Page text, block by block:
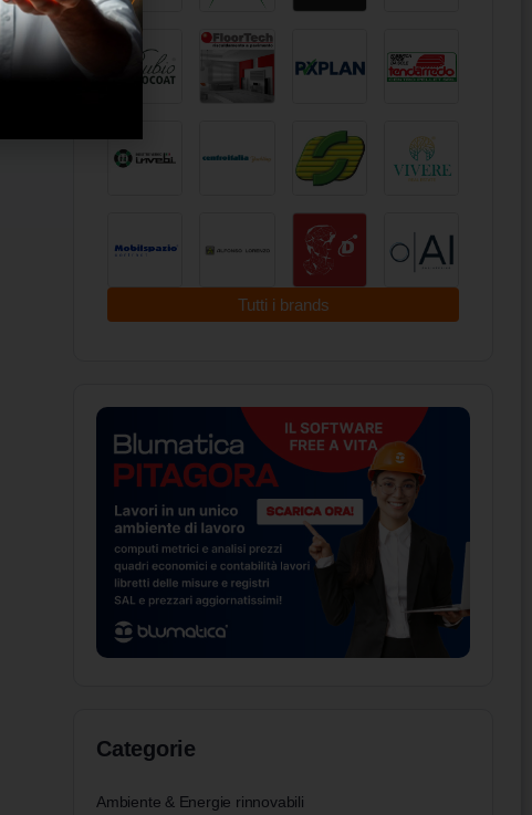
Tutti i brands
Categorie
Ambiente & Energie rinnovabili